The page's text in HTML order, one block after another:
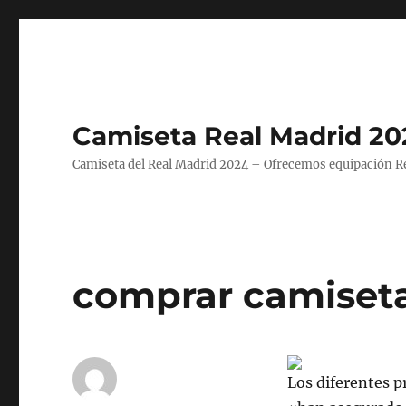
Camiseta Real Madrid
Camiseta del Real Madrid 2024 – Ofrecemos equipación
comprar
Los diferentes